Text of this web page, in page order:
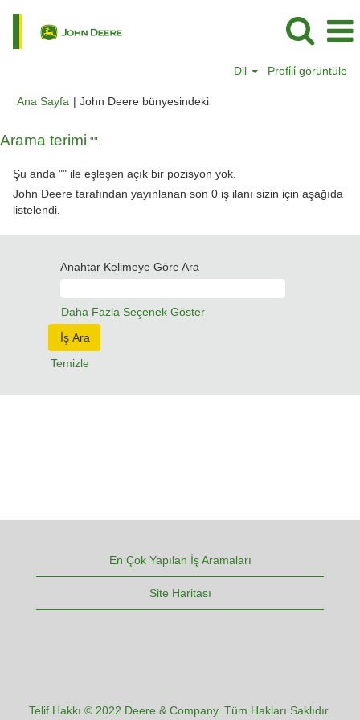
Dil Profi̇li̇ görüntüle
Ana Sayfa | John Deere bünyesindeki(mevcut
Arama terimi "".
Şu anda "" ile eşleşen açık bir pozisyon yok.
John Deere tarafından yayınlanan son 0 iş ilanı sizin için aşağıda
listelendi.
Anahtar Kelimeye Göre Ara
Daha Fazla Seçenek Göster
Temizle
En Çok Yapılan İş Aramaları
Site Haritası
Telif Hakkı © 2022 Deere & Company. Tüm Hakları Saklıdır.